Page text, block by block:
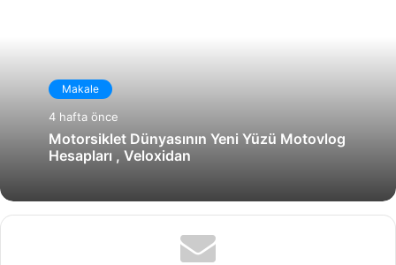
Makale
4 hafta önce
Motorsiklet Dünyasının Yeni Yüzü Motovlog
Hesapları , Veloxidan